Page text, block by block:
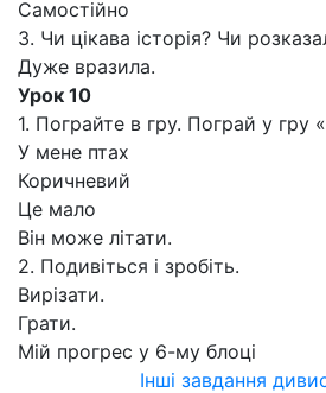
Самостійно
3. Чи цікава історія? Чи
Дуже вразила.
Урок 10
1. Пограйте в гру. Пограй у гру
У мене птах
Коричневий
Це мало
Він може літати.
2. Подивіться і зробіть.
Вирізати.
Грати.
Мій прогрес у 6-му блоці
Інші завдання